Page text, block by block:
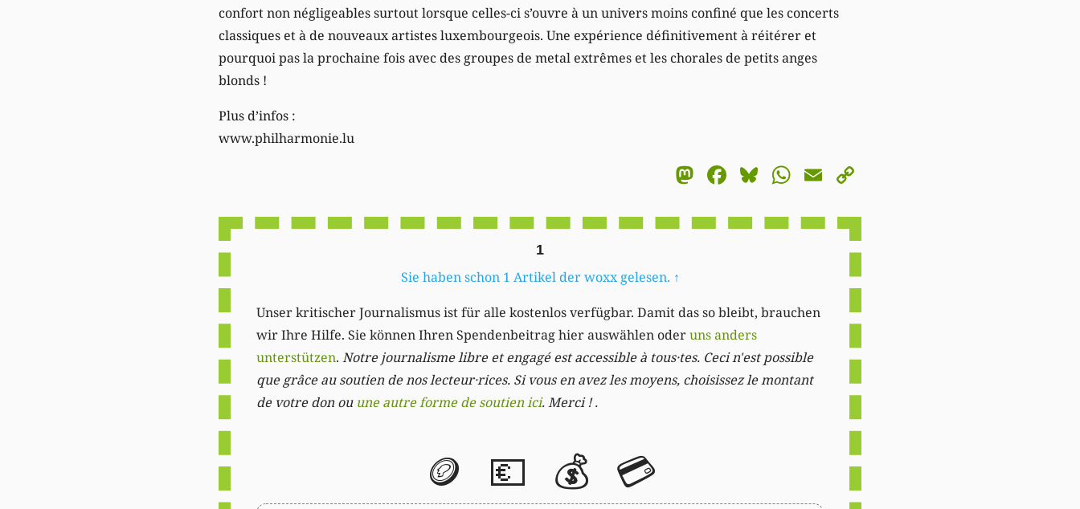
confort non négligeables surtout lorsque celles-ci s’ouvre à un univers moins confiné que les concerts
classiques et à de nouveaux artistes luxembourgeois. Une expérience définitivement à réitérer et
pourquoi pas la prochaine fois avec des groupes de metal extrêmes et les chorales de petits anges
blonds !
Plus d’infos :
www.philharmonie.lu
Mastodon
Facebook
Bluesky
WhatsApp
Email
1
Sie haben schon 1 Artikel der woxx gelesen. ↑
Unser kritischer Journalismus ist für alle kostenlos verfügbar. Damit das so bleibt, brauchen
wir Ihre Hilfe. Sie können Ihren Spendenbeitrag hier auswählen oderuns anders
unterstützen. Notre journalisme libre et engagé est accessible à tous·tes. Ceci n'est possible
que grâce au soutien de nos lecteur·rices. Si vous en avez les moyens, choisissez le montant
de votre don ou une autre forme de soutien ici. Merci ! .
🪙 💶 💰 💳